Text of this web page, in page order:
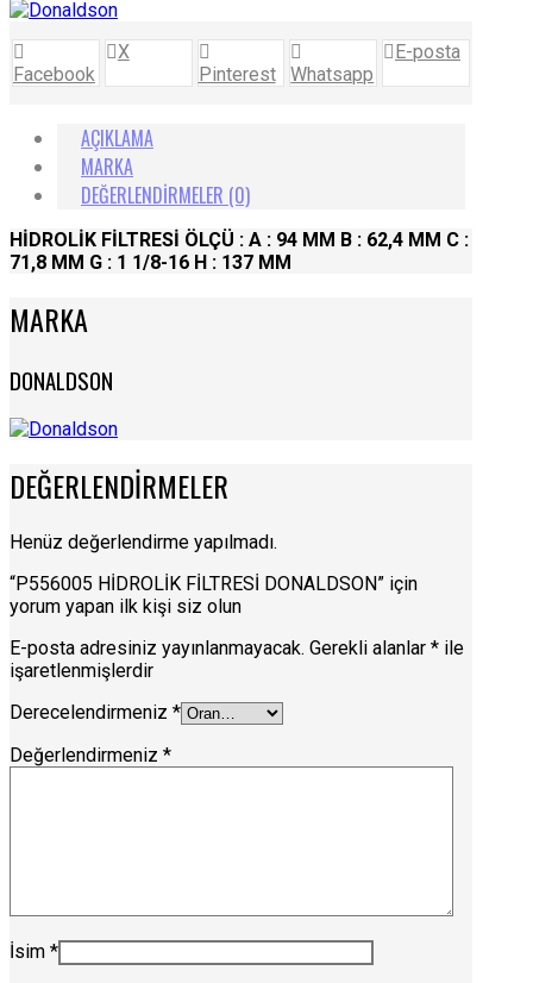
Facebook
X
Pinterest
Whatsapp
E-posta
AÇIKLAMA
MARKA
DEĞERLENDIRMELER (0)
HİDROLİK FİLTRESİ ÖLÇÜ : A : 94 MM B : 62,4 MM C :
71,8 MM G : 1 1/8-16 H : 137 MM
MARKA
DONALDSON
DEĞERLENDIRMELER
Henüz değerlendirme yapılmadı.
“P556005 HİDROLİK FİLTRESİ DONALDSON” için
yorum yapan ilk kişi siz olun
E-posta adresiniz yayınlanmayacak. Gerekli alanlar * ile
işaretlenmişlerdir
Derecelendirmeniz *
Değerlendirmeniz *
İsim *